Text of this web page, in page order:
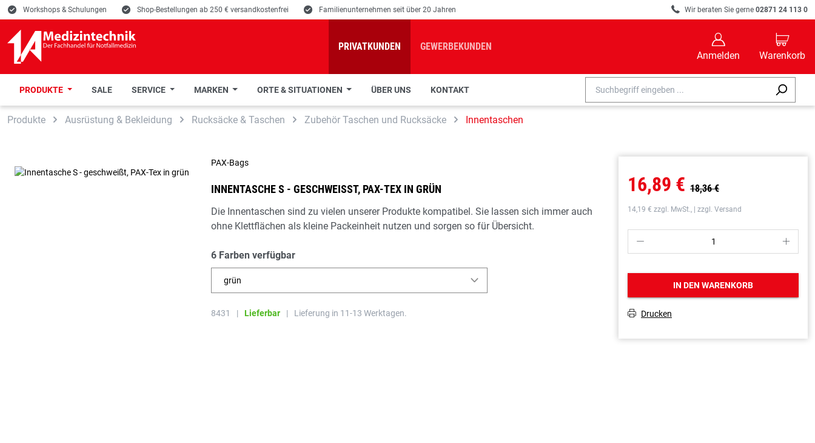
Zur Suche springen
Zur Hauptnavigation springen
E Workshops & Schulungen E Shop-Bestellungen ab 250 € versandkostenfrei E Familienunternehmen seit über 20 Jahren R Wir beraten Sie gerne 02871 24 113 0
PRIVATKUNDEN GEWERBEKUNDEN
B
Anmelden
C
Warenkorb
PRODUKTE SALE SERVICE MARKEN ORTE & SITUATIONEN ÜBER UNS KONTAKT
Produkte Ausrüstung & Bekleidung Rucksäcke & Taschen Zubehör Taschen und Rucksäcke Innentaschen
INNENTASCHE S - GESCHWEISST, PAX-TEX IN GRÜN
PAX-Bags
Die Innentaschen sind zu vielen unserer Produkte kompatibel. Sie lassen sich immer auch
ohne Klettflächen als kleine Packeinheit nutzen und sorgen so für Übersicht.
6 Farben verfügbar
grün
8431 | Lieferbar | Lieferung in 11-13 Werktagen.
16,89 € 18,36 €
14,19 € zzgl. MwSt., | zzgl. Versand
P S
IN DEN WARENKORB
T Drucken